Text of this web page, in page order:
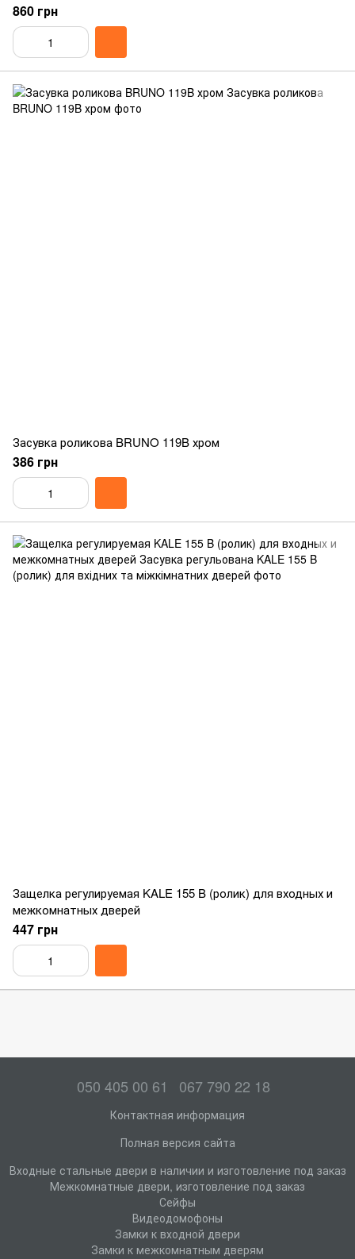
860 грн
Засувка роликова BRUNO 119B хром
386 грн
Защелка регулируемая KALE 155 B (ролик) для входных и
межкомнатных дверей
447 грн
050 405 00 61 067 790 22 18
Контактная информация
Полная версия сайта
Входные стальные двери в наличии и изготовление под заказ
Межкомнатные двери, изготовление под заказ
Сейфы
Видеодомофоны
Замки к входной двери
Замки к межкомнатным дверям